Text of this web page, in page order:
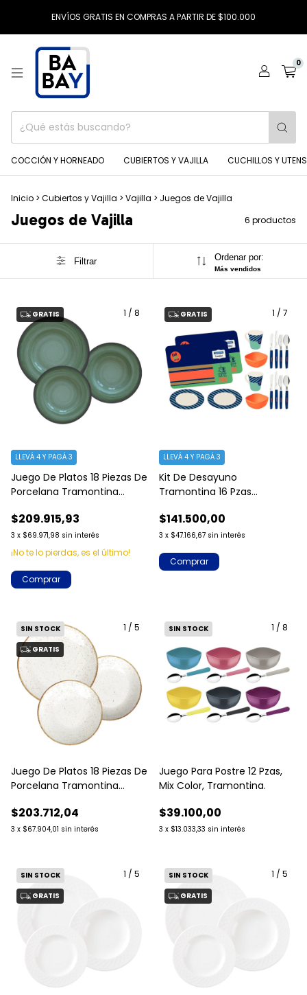
ENVÍOS GRATIS EN COMPRAS A PARTIR DE $100.000
0
COCCIÓN Y HORNEADO CUBIERTOS Y VAJILLA CUCHILLOS Y
Inicio > Cubiertos y Vajilla > Vajilla > Juegos de Vajilla
Juegos de Vajilla 6 productos
Filtrar Ordenar por:
Más vendidos
1 / 8
GRATIS
Juego De Platos 18 Piezas De
Porcelana Tramontina
$209.915,93
3 x $69.971,98 sin interés
LLEVÁ 4 Y PAGÁ 3
¡No te lo pierdas, es el último!
Comprar
1 / 7
GRATIS
Kit De Desayuno
Tramontina 16 Pzas
$141.500,00
3 x $47.166,67 sin interés
LLEVÁ 4 Y PAGÁ 3
Comprar
1 / 5
SIN STOCK
GRATIS
Juego De Platos 18 Piezas De
Porcelana Tramontina
$203.712,04
3 x $67.904,01 sin interés
1 / 8
SIN STOCK
Juego Para Postre 12 Pzas,
Mix Color, Tramontina.
$39.100,00
3 x $13.033,33 sin interés
1 / 5
SIN STOCK
GRATIS
1 / 5
SIN STOCK
GRATIS